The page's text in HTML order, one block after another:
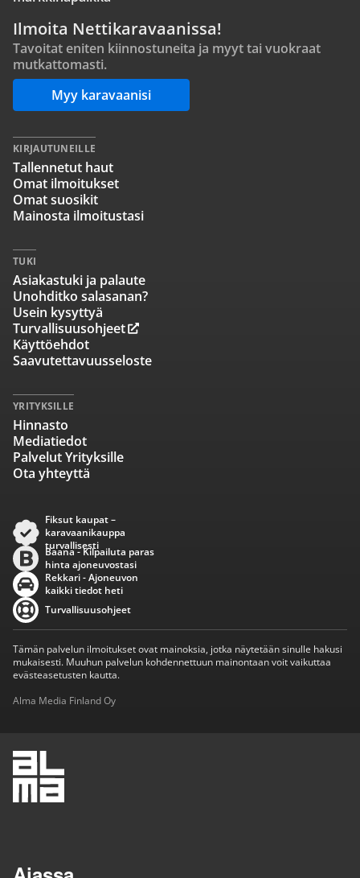
Ilmoita Nettikaravaanissa!
Tavoitat eniten kiinnostuneita ja myyt tai vuokraat
mutkattomasti.
Myy karavaanisi
KIRJAUTUNEILLE
Tallennetut haut
Omat ilmoitukset
Omat suosikit
Mainosta ilmoitustasi
TUKI
Asiakastuki ja palaute
Unohditko salasanan?
Usein kysyttyä
Turvallisuusohjeet
Käyttöehdot
Saavutettavuusseloste
YRITYKSILLE
Hinnasto
Mediatiedot
Palvelut Yrityksille
Ota yhteyttä
Fiksut kaupat –
karavaanikauppa
turvallisesti
Baana - Kilpailuta paras
hinta ajoneuvostasi
Rekkari - Ajoneuvon
kaikki tiedot heti
Turvallisuusohjeet
Tämän palvelun ilmoitukset ovat mainoksia, jotka näytetään sinulle hakusi
mukaisesti. Muuhun palvelun kohdennettuun mainontaan voit vaikuttaa
evästeasetusten kautta.
Alma Media Finland Oy